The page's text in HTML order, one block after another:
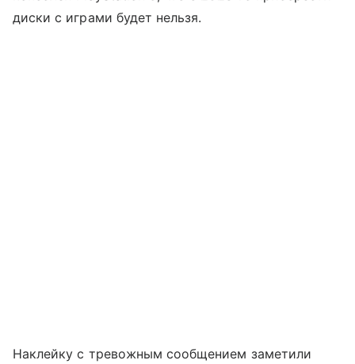
диски с играми будет нельзя.
Наклейку с тревожным сообщением заметили